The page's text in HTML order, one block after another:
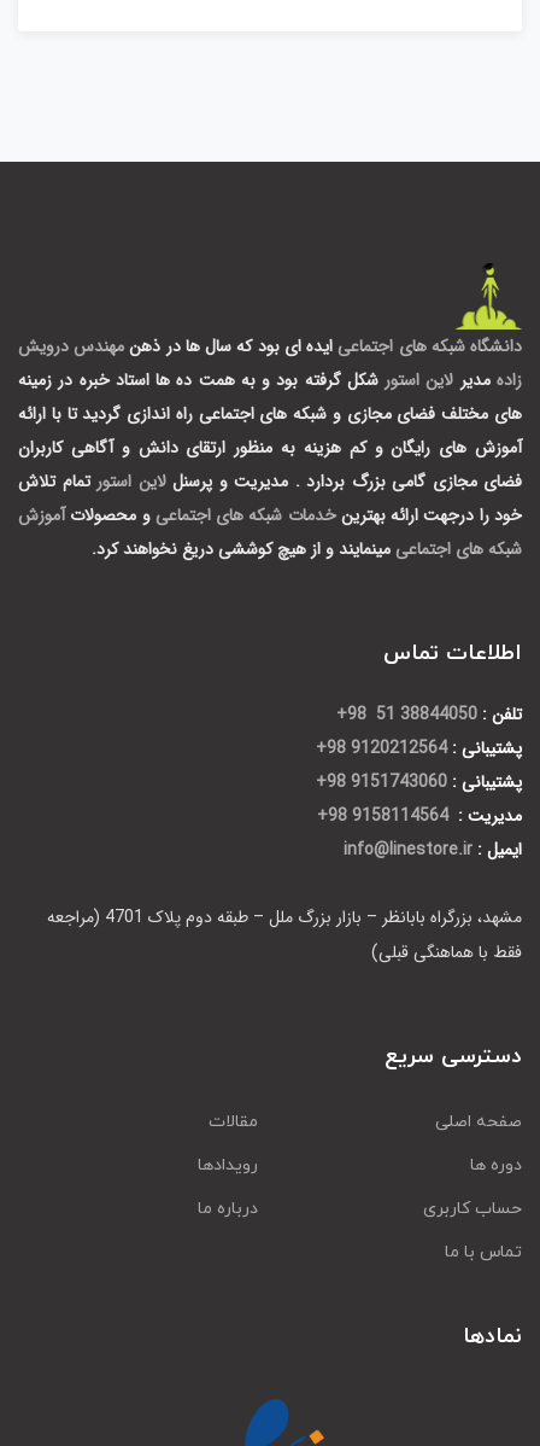
دانشگاه شبکه های اجتماعی ایده ای بود که سال ها در ذهنمهندس درویش
زاده مدیر لاین استور شکل گرفته بود و به همت ده ها استاد خبره در زمینه
های مختلف فضای مجازی و شبکه های اجتماعی راه اندازی گردید تا با ارائه
آموزش های رایگان و کم هزینه به منظور ارتقای دانش و آگاهی کاربران
فضای مجازی گامی بزرگ بردارد . مدیریت و پرسنللاین استور تمام تلاش
خود را درجهت ارائه بهترینخدمات شبکه های اجتماعی و محصولات آموزش
شبکه های اجتماعی مینمایند و از هیچ کوششی دریغ نخواهند کرد.
اطلاعات تماس
تلفن : 38844050 51 98+
پشتیبانی : 9120212564 98+
پشتیبانی : 9151743060 98+
مدیریت : 9158114564 98+
ایمیل : info@linestore.ir
مشهد، بزرگراه بابانظر – بازار بزرگ ملل – طبقه دوم پلاک 4701 (مراجعه
فقط با هماهنگی قبلی)
دسترسی سریع
صفحه اصلی
مقالات
دوره ها
رویدادها
حساب کاربری
درباره ما
تماس با ما
نمادها